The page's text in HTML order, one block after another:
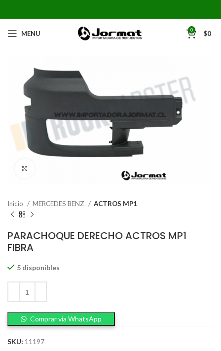
MENU 0 $0
Inicio MERCEDES BENZ ACTROS MP1
PARACHOQUE DERECHO ACTROS MP1
FIBRA
5 disponibles
Comprar via WhatsApp
SKU: 11197